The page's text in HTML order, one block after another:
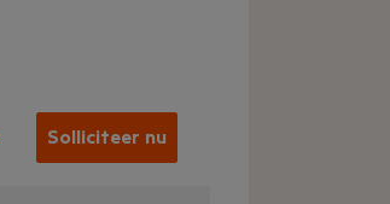
Solliciteer nu